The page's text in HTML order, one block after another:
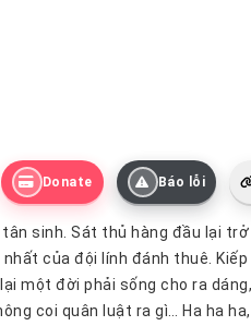
Donate Báo lỗi
sinh. Sát thủ hàng đầu lại
của đội lính đánh thuê.
một đời phải sống cho ra
coi quân luật ra gì… Ha ha